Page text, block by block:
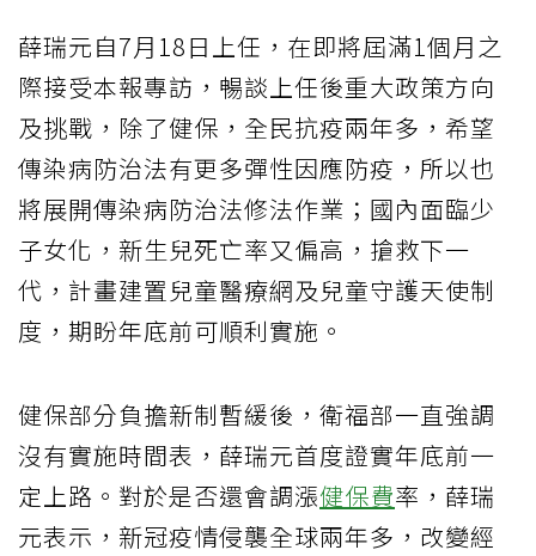
薛瑞元自7月18日上任，在即將屆滿1個月之
際接受本報專訪，暢談上任後重大政策方向
及挑戰，除了健保，全民抗疫兩年多，希望
傳染病防治法有更多彈性因應防疫，所以也
將展開傳染病防治法修法作業；國內面臨少
子女化，新生兒死亡率又偏高，搶救下一
代，計畫建置兒童醫療網及兒童守護天使制
度，期盼年底前可順利實施。
健保部分負擔新制暫緩後，衛福部一直強調
沒有實施時間表，薛瑞元首度證實年底前一
定上路。對於是否還會調漲健保費率，薛瑞
元表示，新冠疫情侵襲全球兩年多，改變經